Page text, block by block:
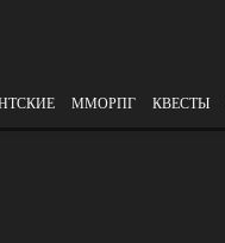
ММОРПГ КВЕСТЫ